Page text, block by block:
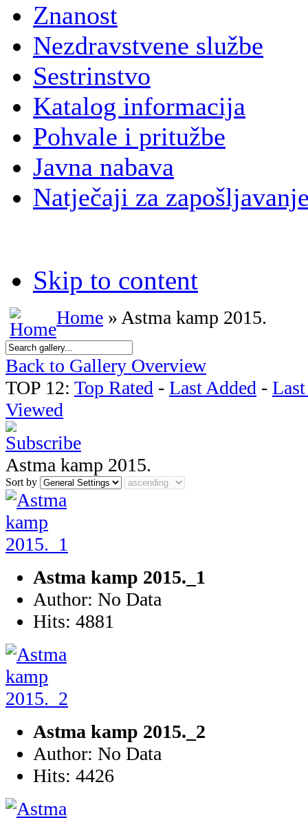
Znanost
Nezdravstvene službe
Sestrinstvo
Katalog informacija
Pohvale i pritužbe
Javna nabava
Natječaji za
Skip to content
Home » Astma kamp 2015.
Back to Gallery Overview
TOP 12: Top Rated - Last Added -
Viewed
Astma kamp 2015.
Sort by
Astma kamp 2015._1
Author: No Data
Hits: 4881
Astma kamp 2015._2
Author: No Data
Hits: 4426